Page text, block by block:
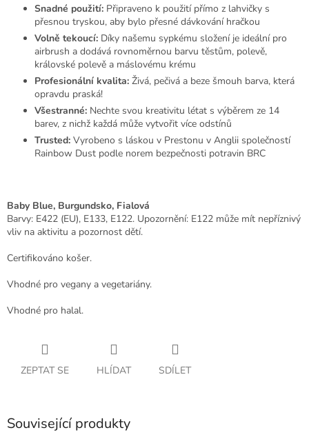
Snadné použití: Připraveno k použití přímo z lahvičky s
přesnou tryskou, aby bylo přesné dávkování hračkou
Volně tekoucí: Díky našemu sypkému složení je ideální pro
airbrush a dodává rovnoměrnou barvu těstům, polevě,
královské polevě a máslovému krému
Profesionální kvalita: Živá, pečivá a beze šmouh barva, která
opravdu praská!
Všestranné: Nechte svou kreativitu létat s výběrem ze 14
barev, z nichž každá může vytvořit více odstínů
Trusted: Vyrobeno s láskou v Prestonu v Anglii společností
Rainbow Dust podle norem bezpečnosti potravin BRC
Baby Blue, Burgundsko, Fialová
Barvy: E422 (EU), E133, E122. Upozornění: E122 může mít nepříznivý
vliv na aktivitu a pozornost dětí.
Certifikováno košer.
Vhodné pro vegany a vegetariány.
Vhodné pro halal.
ZEPTAT SE HLÍDAT SDÍLET
Související produkty